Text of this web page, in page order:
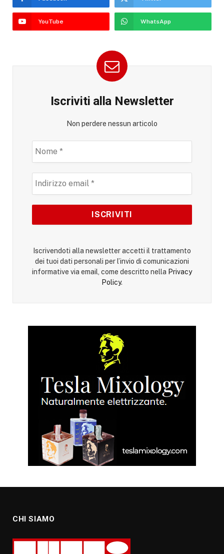
YouTube WhatsApp
Iscriviti alla Newsletter
Non perdere nessun articolo
Iscrivendoti alla newsletter accetti il trattamento
dei tuoi dati personali per l’invio di comunicazioni
informative via email, come descritto nella Privacy
Policy.
CHI SIAMO